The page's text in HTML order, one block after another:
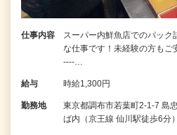
仕事内容
スーパー内鮮魚店でのパッ
な仕事です！未経験の方もご
----…
給与 時給1,300円
勤務地
東京都調布市若葉町2-1-7 島
ば内（京王線 仙川駅徒歩6分）